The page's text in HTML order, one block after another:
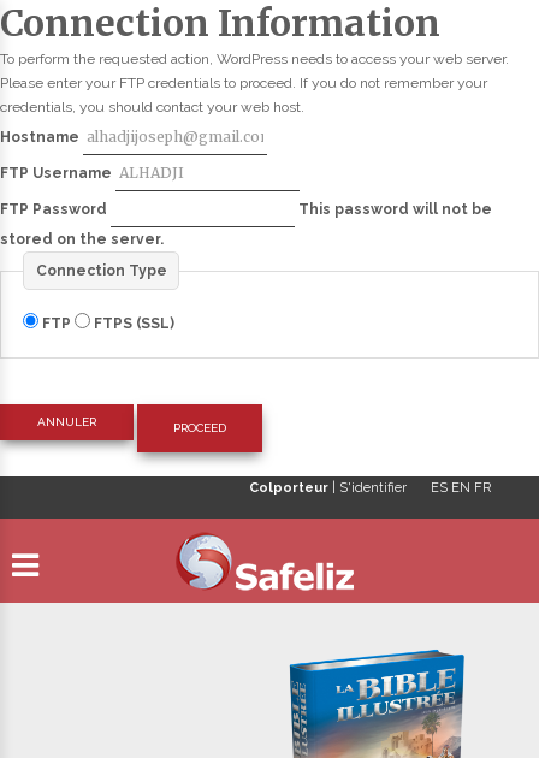
Connection Information
To perform the requested action, WordPress needs to access your web server.
Please enter your FTP credentials to proceed. If you do not remember your
credentials, you should contact your web host.
Hostname
FTP Username
FTP Password
This password will not be
stored on the server.
Connection Type
FTP FTPS (SSL)
ANNULER
Colporteur S'identifier ES EN FR